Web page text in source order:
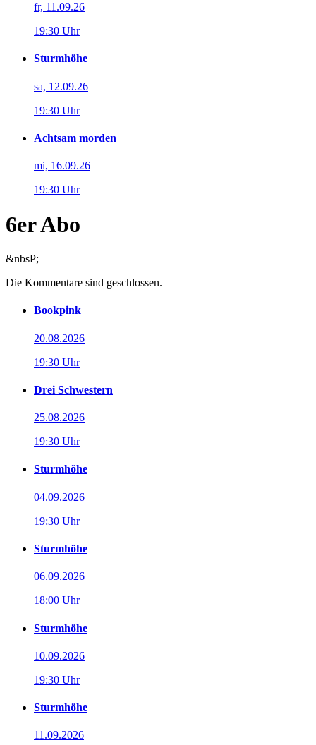
fr, 11.09.26
19:30 Uhr
Sturmhöhe
sa, 12.09.26
19:30 Uhr
Achtsam morden
mi, 16.09.26
19:30 Uhr
6er Abo
&nbsP;
Die Kommentare sind geschlossen.
Bookpink
20.08.2026
19:30 Uhr
Drei Schwestern
25.08.2026
19:30 Uhr
Sturmhöhe
04.09.2026
19:30 Uhr
Sturmhöhe
06.09.2026
18:00 Uhr
Sturmhöhe
10.09.2026
19:30 Uhr
Sturmhöhe
11.09.2026